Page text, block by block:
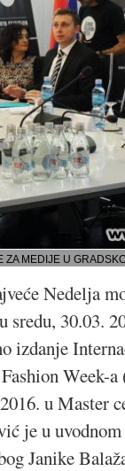
ZA MEDIJE U
Nedelja
sredu, 30.03.
izdanje
Week-a
u Master
je u
Janike